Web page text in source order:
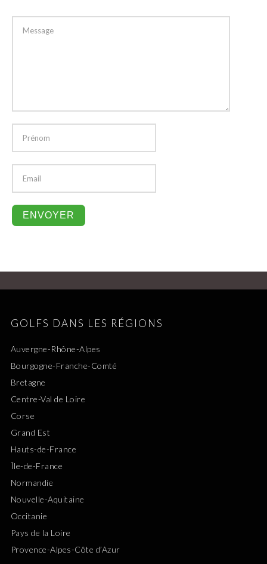
GOLFS DANS LES RÉGIONS
Auvergne-Rhône-Alpes
Bourgogne-Franche-Comté
Bretagne
Centre-Val de Loire
Corse
Grand Est
Hauts-de-France
Île-de-France
Normandie
Nouvelle-Aquitaine
Occitanie
Pays de la Loire
Provence-Alpes-Côte d’Azur